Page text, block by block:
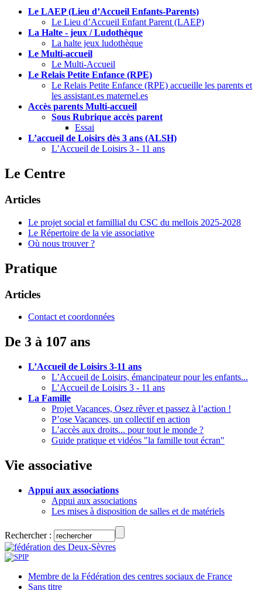
Le LAEP (Lieu d’Accueil Enfants-Parents)
Le Lieu d’Accueil Enfant Parent (LAEP)
La Halte - jeux / Ludothèque
La halte jeux ludothèque
Le Multi-accueil
Le Multi-Accueil
Le Relais Petite Enfance (RPE)
Le Relais Petite Enfance (RPE) accueille les parents et
les assistant.es maternel.es
Accès parents Multi-accueil
Sous Rubrique accès parent
Essai
L’accueil de Loisirs dès 3 ans (ALSH)
L’Accueil de Loisirs 3 - 11 ans
Le Centre
Articles
Le projet social et famillial du CSC du mellois 2025-2028
Le Répertoire de la vie associative
Où nous trouver ?
Pratique
Articles
Contact et coordonnées
De 3 à 107 ans
L’Accueil de Loisirs 3-11 ans
L’Accueil de Loisirs, émancipateur pour les enfants...
L’Accueil de Loisirs 3 - 11 ans
La Famille
Projet Vacances, Osez rêver et passez à l’action !
P’ose Vacances, un collectif en action
L’accès aux droits... pour tout le monde ?
Guide pratique et vidéos "la famille tout écran"
Vie associative
Appui aux associations
Appui aux associations
Les mises à disposition de salles et de matériels
Rechercher :
Membre de la Fédération des centres sociaux de France
Sans titre